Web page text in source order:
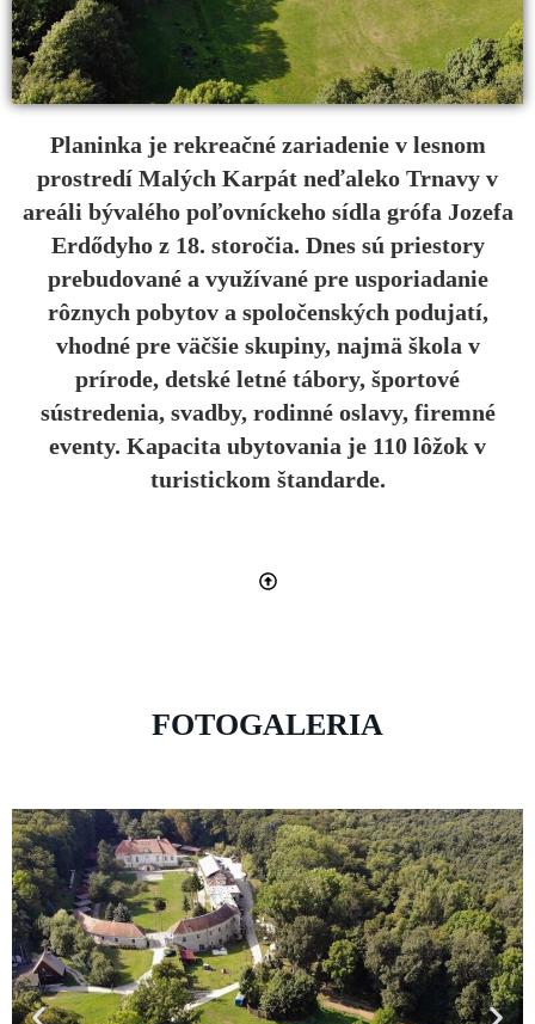
Planinka je rekreačné zariadenie v lesnom
prostredí Malých Karpát neďaleko Trnavy v
areáli bývalého poľovníckeho sídla grófa Jozefa
Erdődyho z 18. storočia. Dnes sú priestory
prebudované a využívané pre usporiadanie
rôznych pobytov a spoločenských podujatí,
vhodné pre väčšie skupiny, najmä škola v
prírode, detské letné tábory, športové
sústredenia, svadby, rodinné oslavy, firemné
eventy. Kapacita ubytovania je 110 lôžok v
turistickom štandarde.
FOTOGALERIA